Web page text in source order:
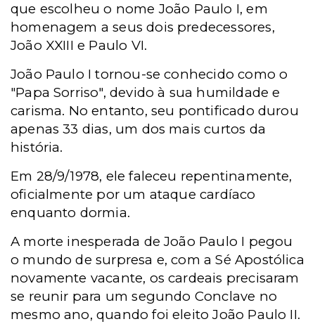
que escolheu o nome João Paulo I, em
homenagem a seus dois predecessores,
João XXIII e Paulo VI.
João Paulo I tornou-se conhecido como o
"Papa Sorriso", devido à sua humildade e
carisma. No entanto, seu pontificado durou
apenas 33 dias, um dos mais curtos da
história.
Em 28/9/1978, ele faleceu repentinamente,
oficialmente por um ataque cardíaco
enquanto dormia.
A morte inesperada de João Paulo I pegou
o mundo de surpresa e, com a Sé Apostólica
novamente vacante, os cardeais precisaram
se reunir para um segundo Conclave no
mesmo ano, quando foi eleito João Paulo II.